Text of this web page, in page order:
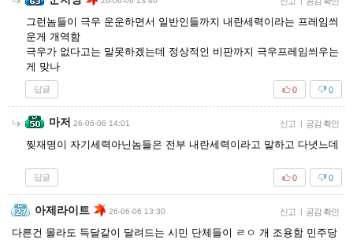
그런놈들이 극우 운운하면서 일반인들까지 내란세력이라는 프레임씌
운게 개역함
극우가 없다고는 말못하겠는데 정상적인 비판까지 극우프레임씌우는
게 맞나
답글 0
0
마저 26-06-06 14:01 신고 | 공감 확인
찢재명이 자기세력아닌놈들은 전부 내란세력이라고 말하고 다녓느데
답글 0
0
아제라이트 26-06-06 13:30 신고 | 공감 확인
다른건 몰라도 득달같이 달려드는 시민 단체들이 ㄹㅇ 개 조용함 민주당